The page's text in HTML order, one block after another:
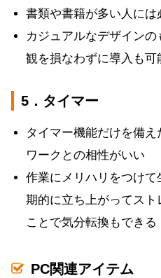
書類や書籍が多い人には
カジュアルなデザイン
観を損なわずに導入も可
5．タイマー
タイマー機能だけを備
ワークとの相性がいい
作業にメリハリをつけ
期的に立ち上がってスト
ことで気分転換もできる
PC関連アイテム